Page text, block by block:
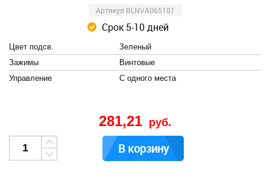
Артикул BLNVA065101
Срок 5-10 дней
Цвет подсв.
Зеленый
Зажимы
Винтовые
Управление
С одного места
281,21 руб.
В корзину